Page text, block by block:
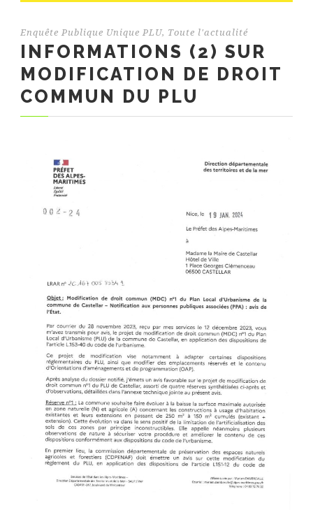
Enquête Publique Unique PLU, Toute l'actualité
INFORMATIONS (2) SUR
MODIFICATION DE DROIT
COMMUN DU PLU